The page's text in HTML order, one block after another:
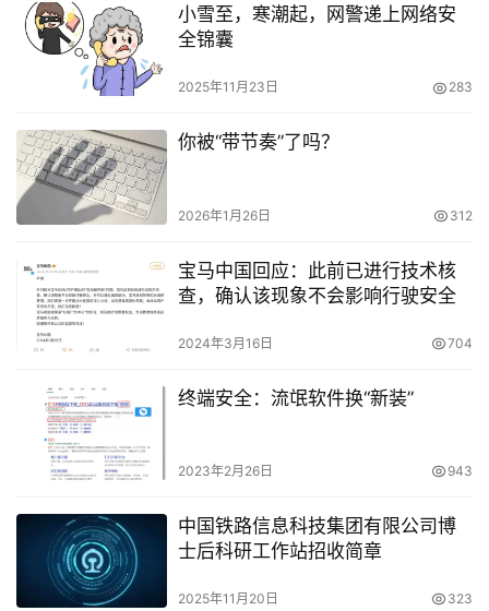
小雪至，寒潮起，网警递上网络安
全锦囊
2025年11月23日 283
你被“带节奏”了吗？
2026年1月26日 312
宝马中国回应：此前已进行技术核
查，确认该现象不会影响行驶安全
2024年3月16日 704
终端安全：流氓软件换“新装”
2023年2月26日 943
中国铁路信息科技集团有限公司博
士后科研工作站招收简章
2025年11月20日 323